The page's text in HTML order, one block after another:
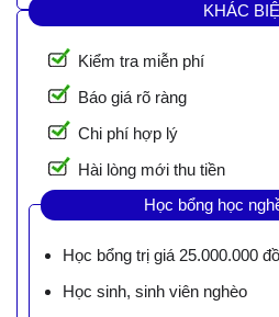
KHÁC
Kiểm tra miễn phí
Báo giá rõ ràng
Chi phí hợp lý
Hài lòng mới thu tiền
Học bổng học
Học bổng trị giá 25.000.000
Học sinh, sinh viên nghèo